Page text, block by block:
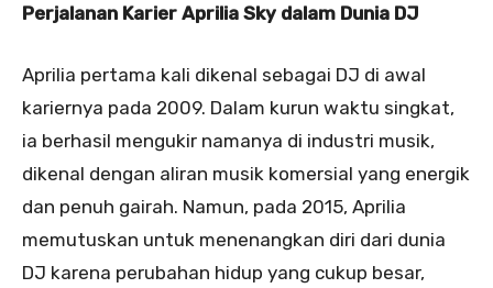
Perjalanan Karier Aprilia Sky dalam Dunia DJ
Aprilia pertama kali dikenal sebagai DJ di awal
kariernya pada 2009. Dalam kurun waktu singkat,
ia berhasil mengukir namanya di industri musik,
dikenal dengan aliran musik komersial yang energik
dan penuh gairah. Namun, pada 2015, Aprilia
memutuskan untuk menenangkan diri dari dunia
DJ karena perubahan hidup yang cukup besar,